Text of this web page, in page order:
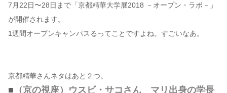
7月22日〜28日まで「京都精華大学展2018 －オープン・ラボ－」
が開催されます。
1週間オープンキャンパスるってことですよね。すごいなあ。
京都精華さんネタはあと２つ。
■ （京の視座）ウスビ・サコさん マリ出身の学長